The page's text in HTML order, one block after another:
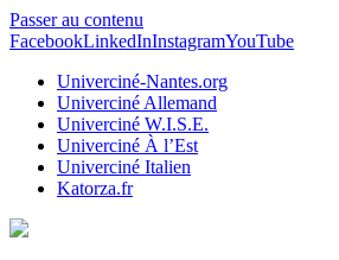
Passer au contenu
FacebookLinkedInInstagramYouTube
Univerciné-Nantes.org
Univerciné Allemand
Univerciné W.I.S.E.
Univerciné À l’Est
Univerciné Italien
Katorza.fr